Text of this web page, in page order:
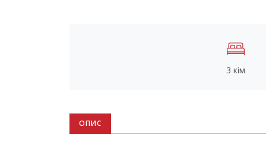
3 кім
ОПИС